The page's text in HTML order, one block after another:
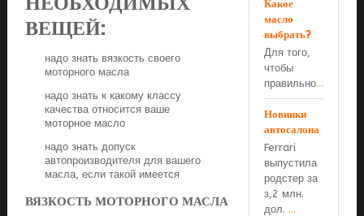
ВЕЩЕЙ:
надо знать вязкость своего
моторного масла
надо знать к какому классу
качества относится ваше
моторное масло
надо знать допуск
автопроизводителя для вашего
масла, если такой имеется
ВЯЗКОСТЬ МОТОРНОГО МАСЛА
Какое
масло
выбрать?
Для того,
чтобы
правильно...
Новинки
автосалона
Ferrari
выпустила
родстер за
з,2 млн.
дол. ...